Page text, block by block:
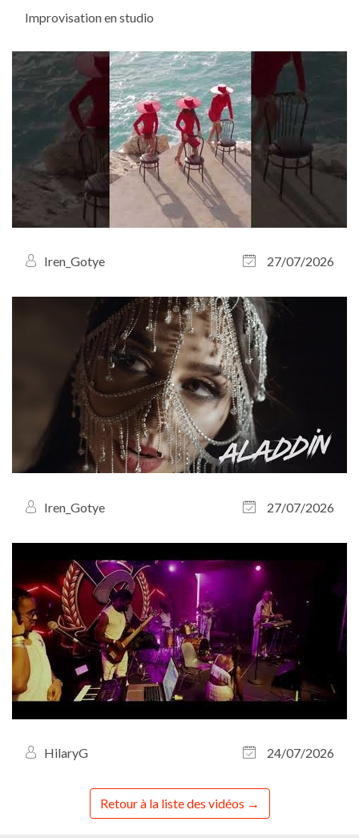
Improvisation en studio
Iren_Gotye 27/07/2026
Iren_Gotye 27/07/2026
HilaryG 24/07/2026
Retour à la liste des vidéos